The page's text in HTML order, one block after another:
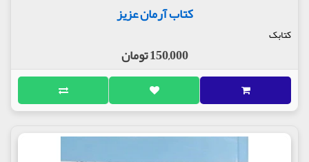
کتاب آرمان عزیز
کتابک
150,000 تومان